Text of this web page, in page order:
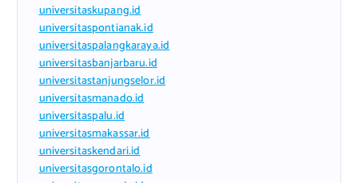
universitaskupang.id
universitaspontianak.id
universitaspalangkaraya.id
universitasbanjarbaru.id
universitastanjungselor.id
universitasmanado.id
universitaspalu.id
universitasmakassar.id
universitaskendari.id
universitasgorontalo.id